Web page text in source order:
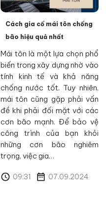
Cách gia cố mái tôn chống
bão hiệu quả nhất
Mái tôn là một lựa chọn phổ
biến trong xây dựng nhờ vào
tính kinh tế và khả năng
chống nước tốt. Tuy nhiên,
mái tôn cũng gặp phải vấn
đề khi phải đối mặt với các
cơn bão mạnh. Để bảo vệ
công trình của bạn khỏi
những cơn bão nghiêm
trọng, việc gia…
09:31 07.09.2024